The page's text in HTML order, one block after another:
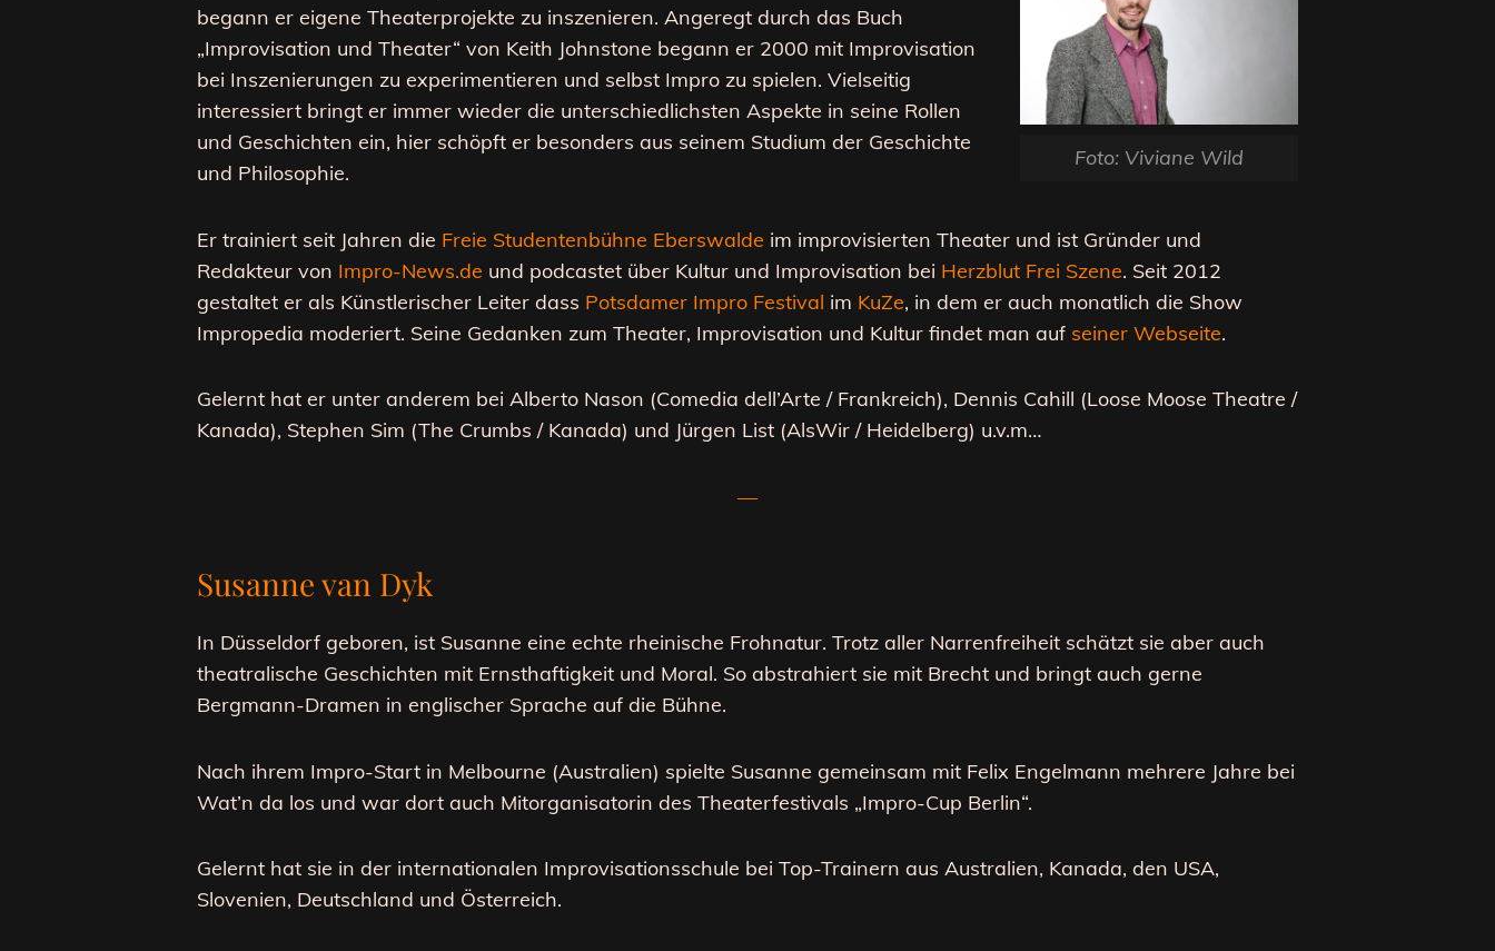
Foto: Viviane Wild
begann er eigene Theaterprojekte zu inszenieren. Angeregt durch das Buch
„Improvisation und Theater“ von Keith Johnstone begann er 2000 mit Improvisation
bei Inszenierungen zu experimentieren und selbst Impro zu spielen. Vielseitig
interessiert bringt er immer wieder die unterschiedlichsten Aspekte in seine Rollen
und Geschichten ein, hier schöpft er besonders aus seinem Studium der Geschichte
und Philosophie.
Er trainiert seit Jahren die Freie Studentenbühne Eberswalde im improvisierten Theater und ist Gründer und
Redakteur von Impro-News.de und podcastet über Kultur und Improvisation bei Herzblut Frei Szene. Seit 2012
gestaltet er als Künstlerischer Leiter dass Potsdamer Impro Festival im KuZe, in dem er auch monatlich die Show
Impropedia moderiert. Seine Gedanken zum Theater, Improvisation und Kultur findet man auf seiner Webseite.
Gelernt hat er unter anderem bei Alberto Nason (Comedia dell’Arte / Frankreich), Dennis Cahill (Loose Moose Theatre /
Kanada), Stephen Sim (The Crumbs / Kanada) und Jürgen List (AlsWir / Heidelberg) u.v.m…
—
Susanne van Dyk
In Düsseldorf geboren, ist Susanne eine echte rheinische Frohnatur. Trotz aller Narrenfreiheit schätzt sie aber auch
theatralische Geschichten mit Ernsthaftigkeit und Moral. So abstrahiert sie mit Brecht und bringt auch gerne
Bergmann-Dramen in englischer Sprache auf die Bühne.
Nach ihrem Impro-Start in Melbourne (Australien) spielte Susanne gemeinsam mit Felix Engelmann mehrere Jahre bei
Wat’n da los und war dort auch Mitorganisatorin des Theaterfestivals „Impro-Cup Berlin“.
Gelernt hat sie in der internationalen Improvisationsschule bei Top-Trainern aus Australien, Kanada, den USA,
Slovenien, Deutschland und Österreich.